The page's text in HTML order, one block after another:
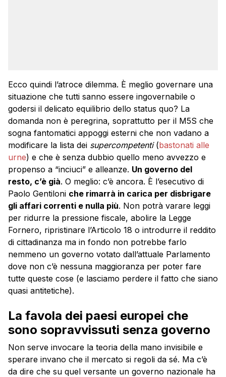
Ecco quindi l’atroce dilemma. È meglio governare una
situazione che tutti sanno essere ingovernabile o
godersi il delicato equilibrio dello status quo? La
domanda non è peregrina, soprattutto per il M5S che
sogna fantomatici appoggi esterni che non vadano a
modificare la lista dei supercompetenti(bastonati alle
urne) e che è senza dubbio quello meno avvezzo e
propenso a “inciuci” e alleanze. Un governo del
resto, c’è già. O meglio: c’è ancora. È l’esecutivo di
Paolo Gentiloni che rimarrà in carica per disbrigare
gli affari correnti e nulla più. Non potrà varare leggi
per ridurre la pressione fiscale, abolire la Legge
Fornero, ripristinare l’Articolo 18 o introdurre il reddito
di cittadinanza ma in fondo non potrebbe farlo
nemmeno un governo votato dall’attuale Parlamento
dove non c’è nessuna maggioranza per poter fare
tutte queste cose (e lasciamo perdere il fatto che siano
quasi antitetiche).
La favola dei paesi europei che
sono sopravvissuti senza governo
Non serve invocare la teoria della mano invisibile e
sperare invano che il mercato si regoli da sé. Ma c’è
da dire che su quel versante un governo nazionale ha